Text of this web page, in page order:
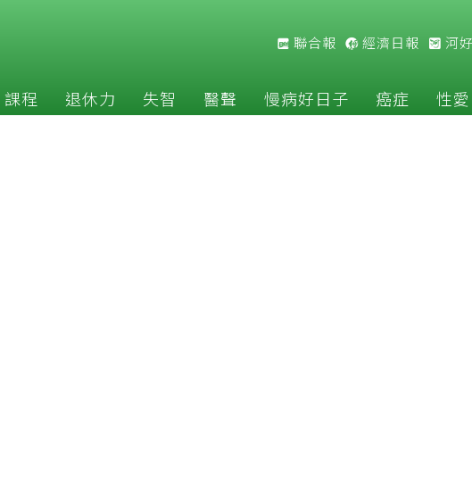
聯合報 經濟日報 河
課程 退休力 失智 醫聲 慢病好日子 癌症 性愛